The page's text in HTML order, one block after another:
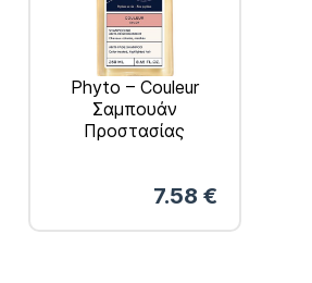
Phyto – Couleur
Σαμπουάν
Προστασίας
7.58 €